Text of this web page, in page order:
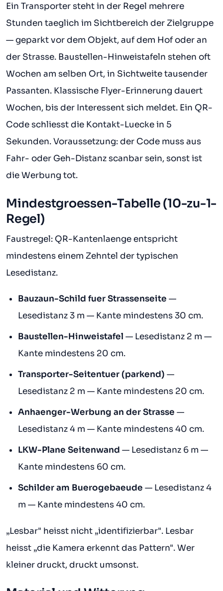
Ein Transporter steht in der Regel mehrere
Stunden taeglich im Sichtbereich der Zielgruppe
— geparkt vor dem Objekt, auf dem Hof oder an
der Strasse. Baustellen-Hinweistafeln stehen oft
Wochen am selben Ort, in Sichtweite tausender
Passanten. Klassische Flyer-Erinnerung dauert
Wochen, bis der Interessent sich meldet. Ein QR-
Code schliesst die Kontakt-Luecke in 5
Sekunden. Voraussetzung: der Code muss aus
Fahr- oder Geh-Distanz scanbar sein, sonst ist
die Werbung tot.
Mindestgroessen-Tabelle (10-zu-1-
Regel)
Faustregel: QR-Kantenlaenge entspricht
mindestens einem Zehntel der typischen
Lesedistanz.
Bauzaun-Schild fuer Strassenseite —
Lesedistanz 3 m — Kante mindestens 30 cm.
Baustellen-Hinweistafel — Lesedistanz 2 m —
Kante mindestens 20 cm.
Transporter-Seitentuer (parkend) —
Lesedistanz 2 m — Kante mindestens 20 cm.
Anhaenger-Werbung an der Strasse —
Lesedistanz 4 m — Kante mindestens 40 cm.
LKW-Plane Seitenwand — Lesedistanz 6 m —
Kante mindestens 60 cm.
Schilder am Buerogebaeude — Lesedistanz 4
m — Kante mindestens 40 cm.
„Lesbar" heisst nicht „identifizierbar". Lesbar
heisst „die Kamera erkennt das Pattern". Wer
kleiner druckt, druckt umsonst.